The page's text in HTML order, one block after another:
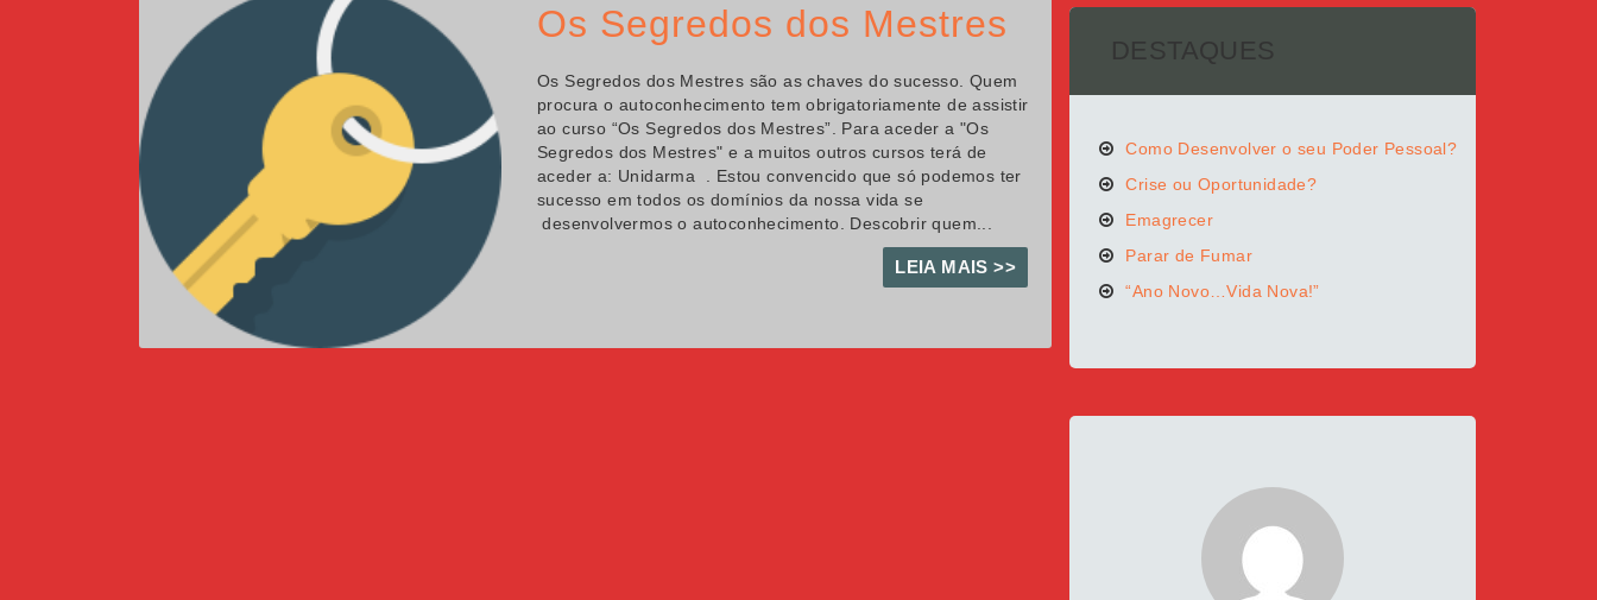
Os Segredos dos Mestres
Os Segredos dos Mestres são as chaves do sucesso. Quem
procura o autoconhecimento tem obrigatoriamente de assistir
ao curso “Os Segredos dos Mestres”. Para aceder a "Os
Segredos dos Mestres" e a muitos outros cursos terá de
aceder a: Unidarma . Estou convencido que só podemos ter
sucesso em todos os domínios da nossa vida se
desenvolvermos o autoconhecimento. Descobrir quem...
LEIA MAIS >>
DESTAQUES
Como Desenvolver o seu Poder Pessoal?
Crise ou Oportunidade?
Emagrecer
Parar de Fumar
“Ano Novo…Vida Nova!”